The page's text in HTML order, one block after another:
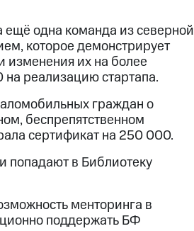
ещё одна команда из северной
которое демонстрирует
изменения их на более
реализацию стартапа.
граждан о
беспрепятственном
сертификат на 250 000.
попадают в Библиотеку
менторинга в
поддержать БФ